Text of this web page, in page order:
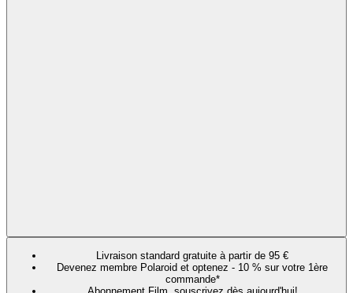
Livraison standard gratuite à partir de 95 €
Devenez membre Polaroid et optenez - 10 % sur votre 1ère
commande*